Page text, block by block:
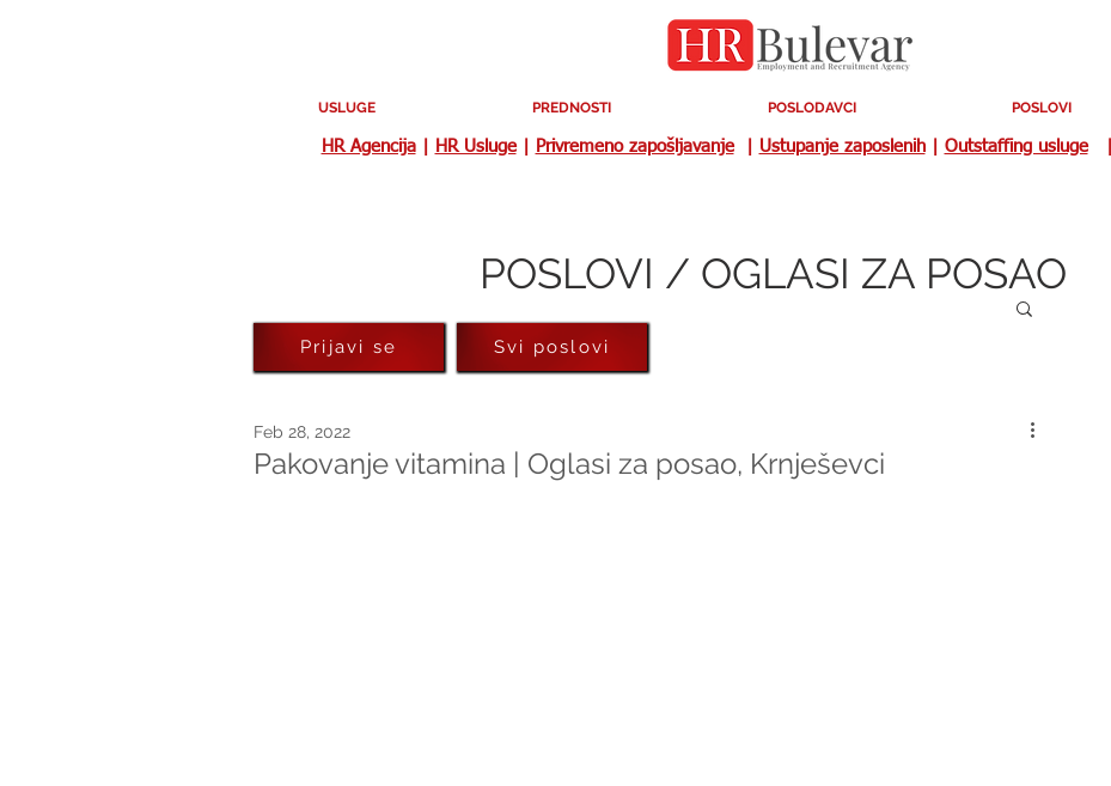
USLUGE PREDNOSTI POSLODAVCI POSLOVI
HR Agencija| HR Usluge| Privremeno zapošljavanje| Ustupanje zaposlenih| Outstaffing usluge|
POSLOVI / OGLASI ZA POSAO
Pakovanje vitamina | Oglasi za posao, Krnješevci
Feb 28, 2022
Prijavi se Svi poslovi